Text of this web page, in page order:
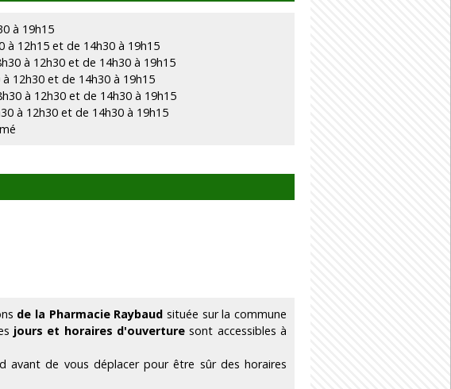
à 19h15
à 12h15 et de 14h30 à 19h15
à 12h30 et de 14h30 à 19h15
à 12h30 et de 14h30 à 19h15
à 12h30 et de 14h30 à 19h15
à 12h30 et de 14h30 à 19h15
de la Pharmacie Raybaud située sur la commune
jours et horaires d'ouverture sont accessibles à
avant de vous déplacer pour être sûr des horaires